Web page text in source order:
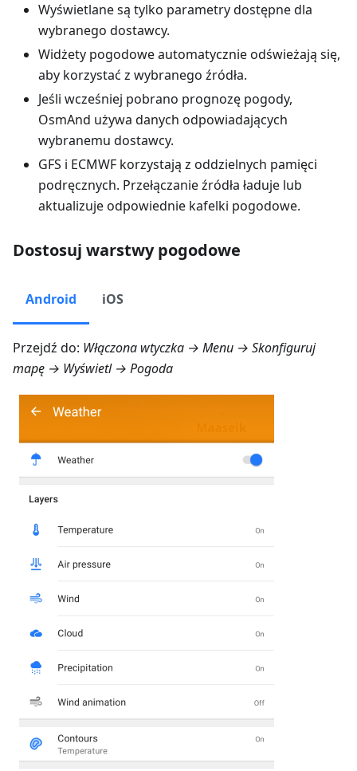
Wyświetlane są tylko parametry dostępne dla
wybranego dostawcy.
Widżety pogodowe automatycznie odświeżają się,
aby korzystać z wybranego źródła.
Jeśli wcześniej pobrano prognozę pogody,
OsmAnd używa danych odpowiadających
wybranemu dostawcy.
GFS i ECMWF korzystają z oddzielnych pamięci
podręcznych. Przełączanie źródła ładuje lub
aktualizuje odpowiednie kafelki pogodowe.
Dostosuj warstwy pogodowe
Android iOS
Przejdź do: Włączona wtyczka → Menu → Skonfiguruj
mapę → Wyświetl → Pogoda